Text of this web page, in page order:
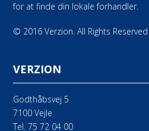
for at finde din lokale forhandler.
© 2016 Verzion. All Rights Reserved
VERZION
Godthåbsvej 5
7100 Vejle
Tel.75 72 04 00